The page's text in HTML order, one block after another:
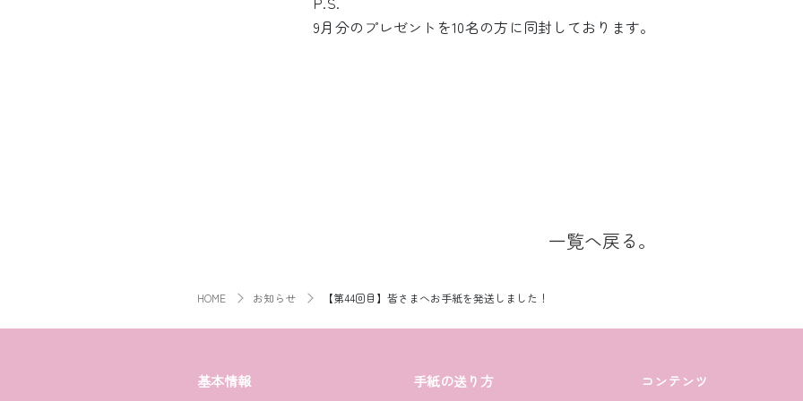
9月分のプレゼントを10名の方に同封しております。
一覧へ戻る。
HOME お知らせ 【第44回目】皆さまへお手紙を発送しました！
基本情報 手紙の送り方 コンテンツ